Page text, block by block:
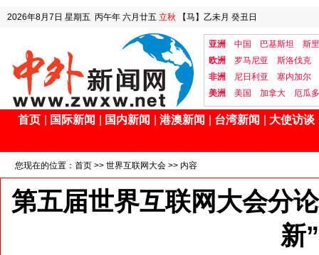
2026年8月7日 星期五 丙午年 六月廿五 立秋 【马】乙未月 癸丑日
亚洲 中国 巴基斯坦
斯
欧洲
罗马尼亚
斯洛伐克
非洲
尼日利亚
塞内加尔
美洲
美国 加拿大 厄瓜
首页 国际新闻 国内新闻 港澳新闻 台湾新闻 大使访谈
您现在的位置： 首页 >> 世界互联网大会 >> 内容
第五届世界互联网大会分
新”